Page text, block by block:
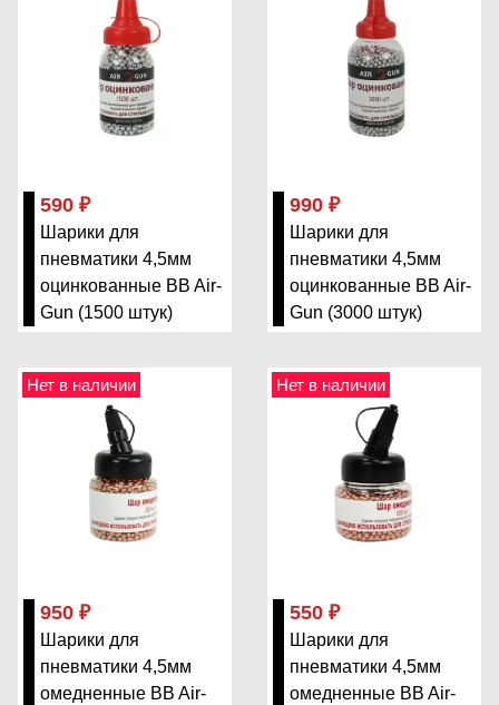
590 ₽
Шарики для
пневматики 4,5мм
оцинкованные BB Air-
Gun (1500 штук)
990 ₽
Шарики для
пневматики 4,5мм
оцинкованные BB Air-
Gun (3000 штук)
Нет в наличии
950 ₽
Шарики для
пневматики 4,5мм
омедненные BB Air-
Нет в наличии
550 ₽
Шарики для
пневматики 4,5мм
омедненные BB Air-